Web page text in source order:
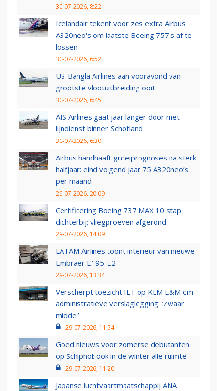
30-07-2026, 8:22
Icelandair tekent voor zes extra Airbus
A320neo's om laatste Boeing 757's af te
lossen
30-07-2026, 6:52
US-Bangla Airlines aan vooravond van
grootste vlootuitbreiding ooit
30-07-2026, 6:45
AIS Airlines gaat jaar langer door met
lijndienst binnen Schotland
30-07-2026, 6:30
Airbus handhaaft groeiprognoses na sterk
halfjaar: eind volgend jaar 75 A320neo’s
per maand
29-07-2026, 20:09
Certificering Boeing 737 MAX 10 stap
dichterbij: vliegproeven afgerond
29-07-2026, 14:09
LATAM Airlines toont interieur van nieuwe
Embraer E195-E2
29-07-2026, 13:34
Verscherpt toezicht ILT op KLM E&M om
administratieve verslaglegging: ‘Zwaar
middel’
29-07-2026, 11:54
Goed nieuws voor zomerse debutanten
op Schiphol: ook in de winter alle ruimte
29-07-2026, 11:20
Japanse luchtvaartmaatschappij ANA